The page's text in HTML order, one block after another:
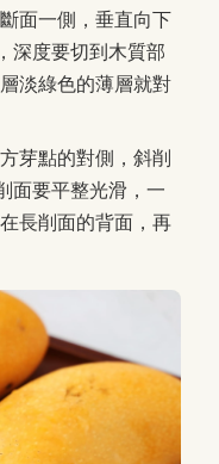
面一側，垂直向下
深度要切到木質部
淡綠色的薄層就對
芽點的對側，斜削
面要平整光滑，一
長削面的背面，再